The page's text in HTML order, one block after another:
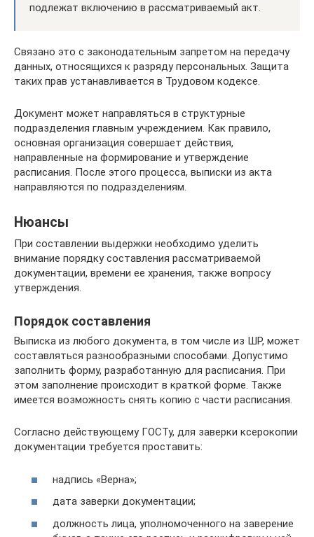
подлежат включению в рассматриваемый акт.
Связано это с законодательным запретом на передачу
данных, относящихся к разряду персональных. Защита
таких прав устанавливается в Трудовом кодексе.
Документ может направляться в структурные
подразделения главным учреждением. Как правило,
основная организация совершает действия,
направленные на формирование и утверждение
расписания. После этого процесса, выписки из акта
направляются по подразделениям.
Нюансы
При составлении выдержки необходимо уделить
внимание порядку составления рассматриваемой
документации, времени ее хранения, также вопросу
утверждения.
Порядок составления
Выписка из любого документа, в том числе из ШР, может
составляться разнообразными способами. Допустимо
заполнить форму, разработанную для расписания. При
этом заполнение происходит в краткой форме. Также
имеется возможность снять копию с части расписания.
Согласно действующему ГОСТу, для заверки ксерокопии
документации требуется проставить:
надпись «Верна»;
дата заверки документации;
должность лица, уполномоченного на заверение